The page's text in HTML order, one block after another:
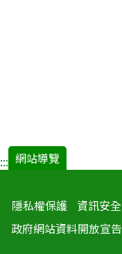
::: 網站導覽
隱私權保護 資訊安全
政府網站資料開放宣告